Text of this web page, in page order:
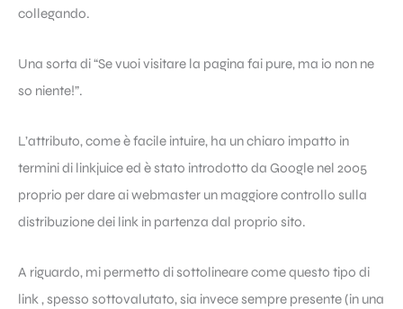
collegando.
Una sorta di “Se vuoi visitare la pagina fai pure, ma io non ne
so niente!”.
L’attributo, come è facile intuire, ha un chiaro impatto in
termini di linkjuice ed è stato introdotto da Google nel 2005
proprio per dare ai webmaster un maggiore controllo sulla
distribuzione dei link in partenza dal proprio sito.
A riguardo, mi permetto di sottolineare come questo tipo di
link , spesso sottovalutato, sia invece sempre presente (in una